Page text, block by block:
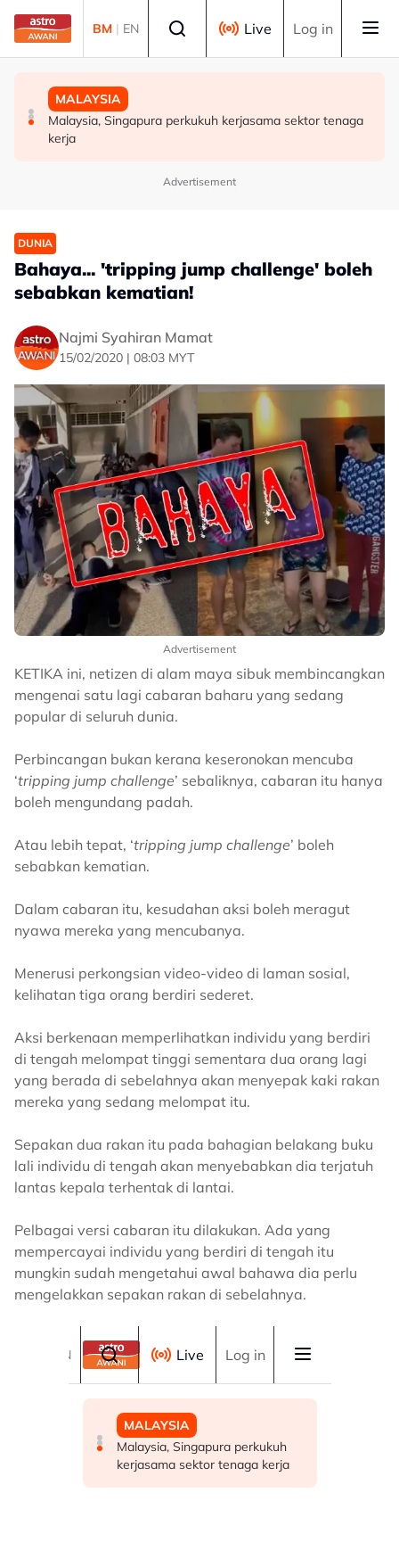
Skip to main content
BM | EN Live Log in
BISNES
Ringgit ditutup rendah berbanding dolar AS menjelang
pengumuman data pasaran buruh AS
POLITIK
BN cari formula elak perpecahan undi Melayu - Razlan
Rafii
MALAYSIA
Malaysia, Singapura perkukuh kerjasama sektor tenaga
kerja
Advertisement
DUNIA
Bahaya... 'tripping jump challenge' boleh
sebabkan kematian!
Najmi Syahiran Mamat
15/02/2020 | 08:03 MYT
Advertisement
KETIKA ini, netizen di alam maya sibuk membincangkan
mengenai satu lagi cabaran baharu yang sedang
popular di seluruh dunia.
Perbincangan bukan kerana keseronokan mencuba
‘tripping jump challenge’ sebaliknya, cabaran itu hanya
boleh mengundang padah.
Atau lebih tepat, ‘tripping jump challenge’ boleh
sebabkan kematian.
Dalam cabaran itu, kesudahan aksi boleh meragut
nyawa mereka yang mencubanya.
Menerusi perkongsian video-video di laman sosial,
kelihatan tiga orang berdiri sederet.
Aksi berkenaan memperlihatkan individu yang berdiri
di tengah melompat tinggi sementara dua orang lagi
yang berada di sebelahnya akan menyepak kaki rakan
mereka yang sedang melompat itu.
Sepakan dua rakan itu pada bahagian belakang buku
lali individu di tengah akan menyebabkan dia terjatuh
lantas kepala terhentak di lantai.
Pelbagai versi cabaran itu dilakukan. Ada yang
mempercayai individu yang berdiri di tengah itu
mungkin sudah mengetahui awal bahawa dia perlu
mengelakkan sepakan rakan di sebelahnya.